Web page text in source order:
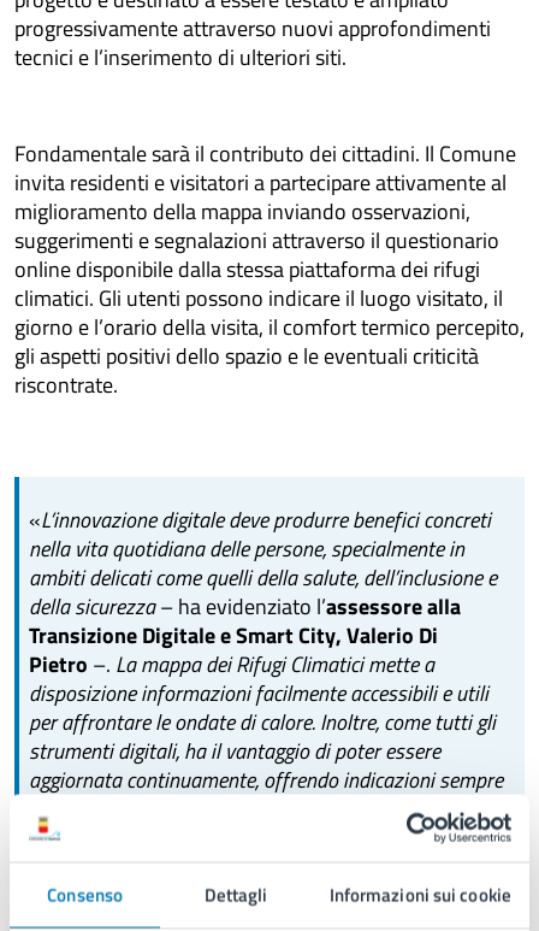
Consenso Dettagli Informazioni sui cookie
progressivamente attraverso nuovi approfondimenti
tecnici e l’inserimento di ulteriori siti.
Fondamentale sarà il contributo dei cittadini. Il Comune
invita residenti e visitatori a partecipare attivamente al
miglioramento della mappa inviando osservazioni,
suggerimenti e segnalazioni attraverso il questionario
online disponibile dalla stessa piattaforma dei rifugi
climatici. Gli utenti possono indicare il luogo visitato, il
giorno e l’orario della visita, il comfort termico percepito,
gli aspetti positivi dello spazio e le eventuali criticità
riscontrate.
«L’innovazione digitale deve produrre benefici concreti
nella vita quotidiana delle persone, specialmente in
ambiti delicati come quelli della salute, dell’inclusione e
della sicurezza– ha evidenziato l’assessore alla
Transizione Digitale e Smart City, Valerio Di
Pietro –. La mappa dei Rifugi Climatici mette a
disposizione informazioni facilmente accessibili e utili
per affrontare le ondate di calore. Inoltre, come tutti gli
strumenti digitali, ha il vantaggio di poter essere
aggiornata continuamente, offrendo indicazioni sempre
tempestive. In questa fase successiva del processo sarà
importante il contributo dei cittadini stessi, le cui
Siamo aperti a contributi, segnalazioni e proposte che